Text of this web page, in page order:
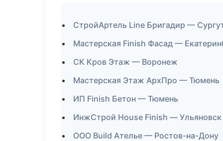
СтройАртель Line Бригадир —
Мастерская Finish Фасад —
СК Кров Этаж — Воронеж
Мастерская Этаж АрхПро — Тюмень
ИП Finish Бетон — Тюмень
ИнжСтрой House Finish — Ульяновск
ООО Build Ателье — Ростов-на-Дону